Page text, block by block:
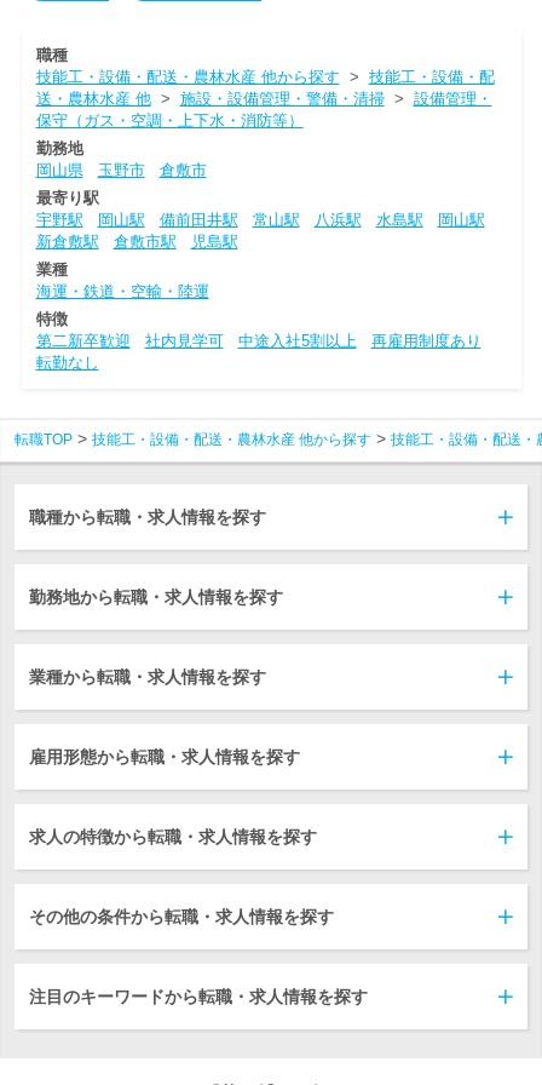
職種
技能工・設備・配送・農林水産 他から探す > 技能工・設備・配
送・農林水産 他> 施設・設備管理・警備・清掃> 設備管理・
保守（ガス・空調・上下水・消防等）
勤務地
岡山県
玉野市
倉敷市
最寄り駅
宇野駅
岡山駅 備前田井駅 常山駅 八浜駅 水島駅
岡山駅
新倉敷駅
倉敷市駅
児島駅
業種
海運・鉄道・空輸・陸運
特徴
第二新卒歓迎
社内見学可 中途入社5割以上
再雇用制度あり
転勤なし
転職TOP 技能工・設備・配送・農林水産 他から探す 技能工・設備・配送・
職種から転職・求人情報を探す
勤務地から転職・求人情報を探す
業種から転職・求人情報を探す
雇用形態から転職・求人情報を探す
求人の特徴から転職・求人情報を探す
その他の条件から転職・求人情報を探す
注目のキーワードから転職・求人情報を探す